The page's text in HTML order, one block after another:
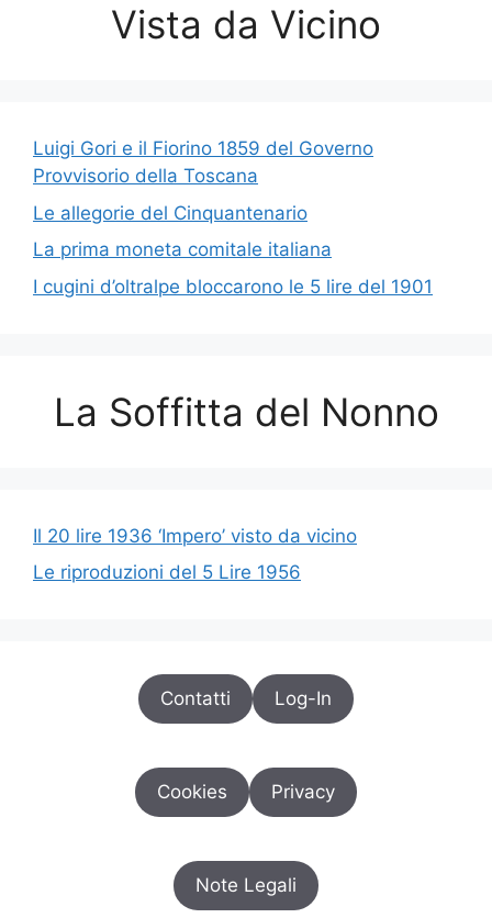
Vista da Vicino
Luigi Gori e il Fiorino 1859 del Governo
Provvisorio della Toscana
Le allegorie del Cinquantenario
La prima moneta comitale italiana
I cugini d’oltralpe bloccarono le 5 lire del 1901
La Soffitta del Nonno
Il 20 lire 1936 ‘Impero’ visto da vicino
Le riproduzioni del 5 Lire 1956
Contatti Log-In
Cookies Privacy
Note Legali